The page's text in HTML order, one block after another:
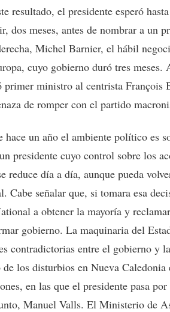
resultado, el presidente esperó
dos meses, antes de nombrar a un
Michel Barnier, el hábil
cuyo gobierno duró tres meses.
ministro al centrista François
de romper con el partido
hace un año el ambiente político es
presidente cuyo control sobre los
reduce día a día, aunque pueda
Cabe señalar que, si tomara esa
a obtener la mayoría y
gobierno. La maquinaria del
contradictorias entre el gobierno y
los disturbios en Nueva Caledonia
en las que el presidente pasa
Manuel Valls. El Ministerio de